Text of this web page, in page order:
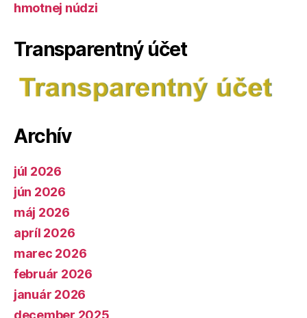
hmotnej núdzi
Transparentný účet
Archív
júl 2026
jún 2026
máj 2026
apríl 2026
marec 2026
február 2026
január 2026
december 2025